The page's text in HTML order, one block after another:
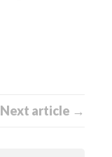
Next article →